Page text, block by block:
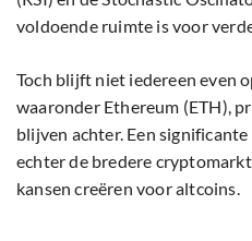
voldoende ruimte is voor
Toch blijft niet iedereen even
waaronder Ethereum (ETH),
blijven achter. Een
echter de bredere
kansen creëren voor altcoins.